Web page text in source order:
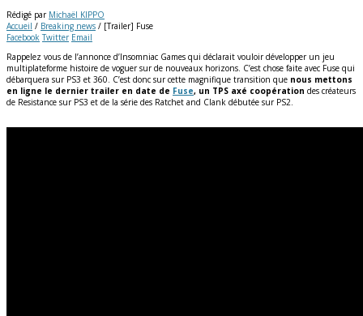
Rédigé par Michaël KIPPO
Accueil / Breaking news / [Trailer] Fuse
Facebook Twitter Email
Rappelez vous de l’annonce d’Insomniac Games qui déclarait vouloir développer un jeu
multiplateforme histoire de voguer sur de nouveaux horizons. C’est chose faite avec Fuse qui
débarquera sur PS3 et 360. C’est donc sur cette magnifique transition que nous mettons
en ligne le dernier trailer en date de Fuse, un TPS axé coopération des créateurs
de Resistance sur PS3 et de la série des Ratchet and Clank débutée sur PS2.